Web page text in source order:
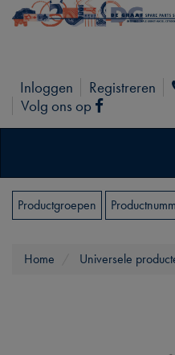
Inloggen Registreren
Volg ons op
Facebook
Productgroepen
Home Universele